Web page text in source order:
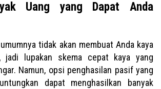
Uang yang Dapat Anda
tidak akan membuat Anda kaya
jadi lupakan skema cepat kaya yang
Namun, opsi penghasilan pasif yang
dapat menghasilkan banyak